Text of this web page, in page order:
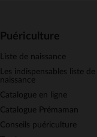
Puériculture
Liste de naissance
Les indispensables liste de
naissance
Catalogue en ligne
Catalogue Prémaman
Conseils puériculture